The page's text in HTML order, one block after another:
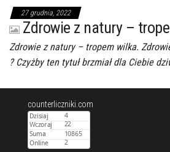
27 grudnia, 2022
Zdrowie z natury –
Zdrowie z natury – tropem wilka.
? Czyżby ten tytuł brzmiał dla Ciebie
counterliczniki.com